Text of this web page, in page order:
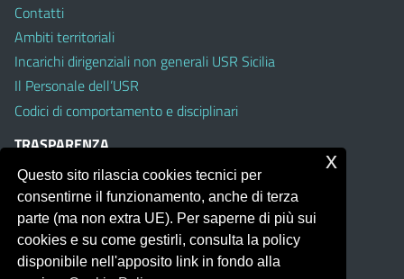
Contatti
Ambiti territoriali
Incarichi dirigenziali non generali USR Sicilia
Il Personale dell’USR
Codici di comportamento e disciplinari
TRASPARENZA
Albo on line
Amministrazione Trasparente
Pubblici proclami
PTPCT per le Istituzioni scolastiche della Sicilia
Questo sito rilascia cookies tecnici per
consentirne il funzionamento, anche di terza
parte (ma non extra UE). Per saperne di più sui
cookies e su come gestirli, consulta la policy
disponibile nell'apposito link in fondo alla
x